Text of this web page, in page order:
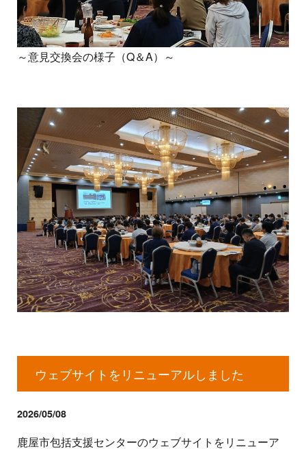
～意見交換会の様子（Q＆A）～
ウェブサイトをリニューアルしました
2026/05/08
鹿屋市包括支援センターのウェブサイトをリニューア